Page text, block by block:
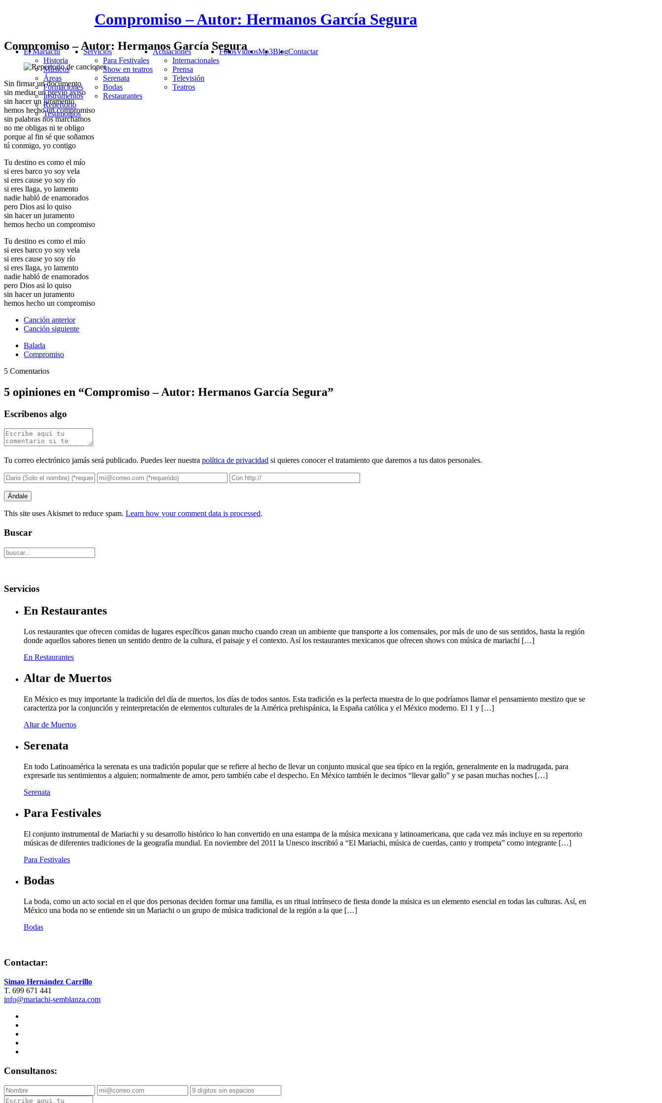
Compromiso – Autor: Hermanos García Segura
El Mariachi
Historia
Músicos
Áreas
Formaciones
Instrumentos
Repertorio
Testimonios
Servicios
Para Festivales
Show en teatros
Serenata
Bodas
Restaurantes
Actuaciones
Internacionales
Prensa
Televisión
Teatros
FotosVideosMp3BlogContactar
Compromiso – Autor: Hermanos García Segura
Sin firmar un documento
sin mediar un previo aviso
sin hacer un juramento
hemos hecho un compromiso
sin palabras nos marchamos
no me obligas ni te obligo
porque al fin sé que soñamos
tú conmigo, yo contigo
Tu destino es como el mío
si eres barco yo soy vela
si eres cause yo soy río
si eres llaga, yo lamento
nadie habló de enamorados
pero Dios asi lo quiso
sin hacer un juramento
hemos hecho un compromiso
Tu destino es como el mío
si eres barco yo soy vela
si eres cause yo soy río
si eres llaga, yo lamento
nadie habló de enamorados
pero Dios asi lo quiso
sin hacer un juramento
hemos hecho un compromiso
Canción anterior
Canción siguiente
Balada
Compromiso
5 Comentarios
5 opiniones en “Compromiso – Autor: Hermanos García Segura”
Escribenos algo
Tu correo electrónico jamás será publicado. Puedes leer nuestra política de privacidad si quieres conocer el tratamiento que daremos a tus datos personales.
This site uses Akismet to reduce spam. Learn how your comment data is processed.
Buscar
Servicios
En Restaurantes
Los restaurantes que ofrecen comidas de lugares específicos ganan mucho cuando crean un ambiente que transporte a los comensales, por más de uno de sus sentidos, hasta la región
donde aquellos sabores tienen un sentido dentro de la cultura, el paisaje y el contexto. Así los restaurantes mexicanos que ofrecen shows con música de mariachi […]
En Restaurantes
Altar de Muertos
En México es muy importante la tradición del día de muertos, los días de todos santos. Esta tradición es la perfecta muestra de lo que podríamos llamar el pensamiento mestizo que se
caracteriza por la conjunción y reinterpretación de elementos culturales de la América prehispánica, la España católica y el México moderno. El 1 y […]
Altar de Muertos
Serenata
En todo Latinoamérica la serenata es una tradición popular que se refiere al hecho de llevar un conjunto musical que sea típico en la región, generalmente en la madrugada, para
expresarle tus sentimientos a alguien; normalmente de amor, pero también cabe el despecho. En México también le decimos “llevar gallo” y se pasan muchas noches […]
Serenata
Para Festivales
El conjunto instrumental de Mariachi y su desarrollo histórico lo han convertido en una estampa de la música mexicana y latinoamericana, que cada vez más incluye en su repertorio
músicas de diferentes tradiciones de la geografía mundial. En noviembre del 2011 la Unesco inscribió a “El Mariachi, música de cuerdas, canto y trompeta” como integrante […]
Para Festivales
Bodas
La boda, como un acto social en el que dos personas deciden formar una familia, es un ritual intrínseco de fiesta donde la música es un elemento esencial en todas las culturas. Así, en
México una boda no se entiende sin un Mariachi o un grupo de música tradicional de la región a la que […]
Bodas
Contactar:
Simao Hernández Carrillo
T. 699 671 441
info@mariachi-semblanza.com
Consultanos: